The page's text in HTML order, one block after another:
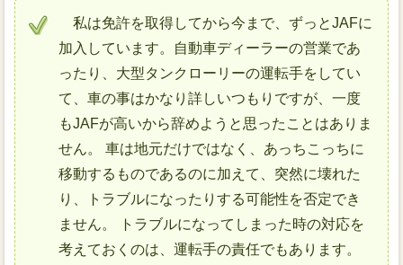
私は免許を取得してから今まで、ずっとJAFに
加入しています。自動車ディーラーの営業であ
ったり、大型タンクローリーの運転手をしてい
て、車の事はかなり詳しいつもりですが、一度
もJAFが高いから辞めようと思ったことはありま
せん。 車は地元だけではなく、あっちこっちに
移動するものであるのに加えて、突然に壊れた
り、トラブルになったりする可能性を否定でき
ません。 トラブルになってしまった時の対応を
考えておくのは、運転手の責任でもあります。